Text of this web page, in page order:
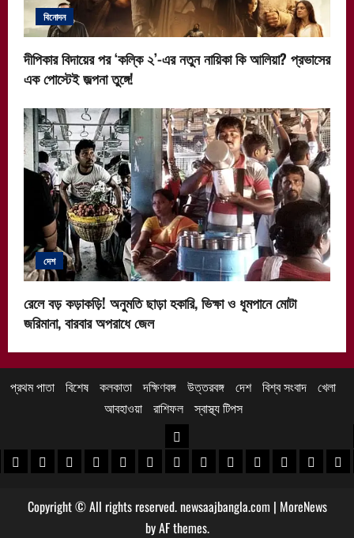
বিনোদন
দীপিকার বিদায়ের পর ‘কল্কি ২’-এর নতুন নায়িকা কি আলিয়া? প্রভাসের
এক পোস্টেই জল্পনা তুঙ্গে!
দেশ
রেলে বড় কড়াকড়ি! অনুমতি ছাড়া হকারি, ভিক্ষা ও ধূমপানে মোটা
জরিমানা, বারবার অপরাধে জেল
প্রথম পাতা বিশেষ কলকাতা দক্ষিণবঙ্গ উত্তরবঙ্গ দেশ বিশ্ব সংবাদ খেলা
আবহাওয়া
রাশিফল স্বাস্থ্য টিপস
খবর
খবর
পুরুলিয়া খবর
বাঁকুড়া খবরপশ্চিম বর্ধমান খবর
পূর্ব বর্ধমান খবর
বীরভূম খবরমুর্শিদাবাদ খবর
উত্তরবঙ্গ
কোচবিহার নিউজ
আলিপুরদুয়ার খবর
জলপাইগুড়ি খবর
শিলিগুড়ি খবর
উত্তরদক্ষিণ
Copyright © All rights reserved. newsaajbangla.com | MoreNews
by AF themes.